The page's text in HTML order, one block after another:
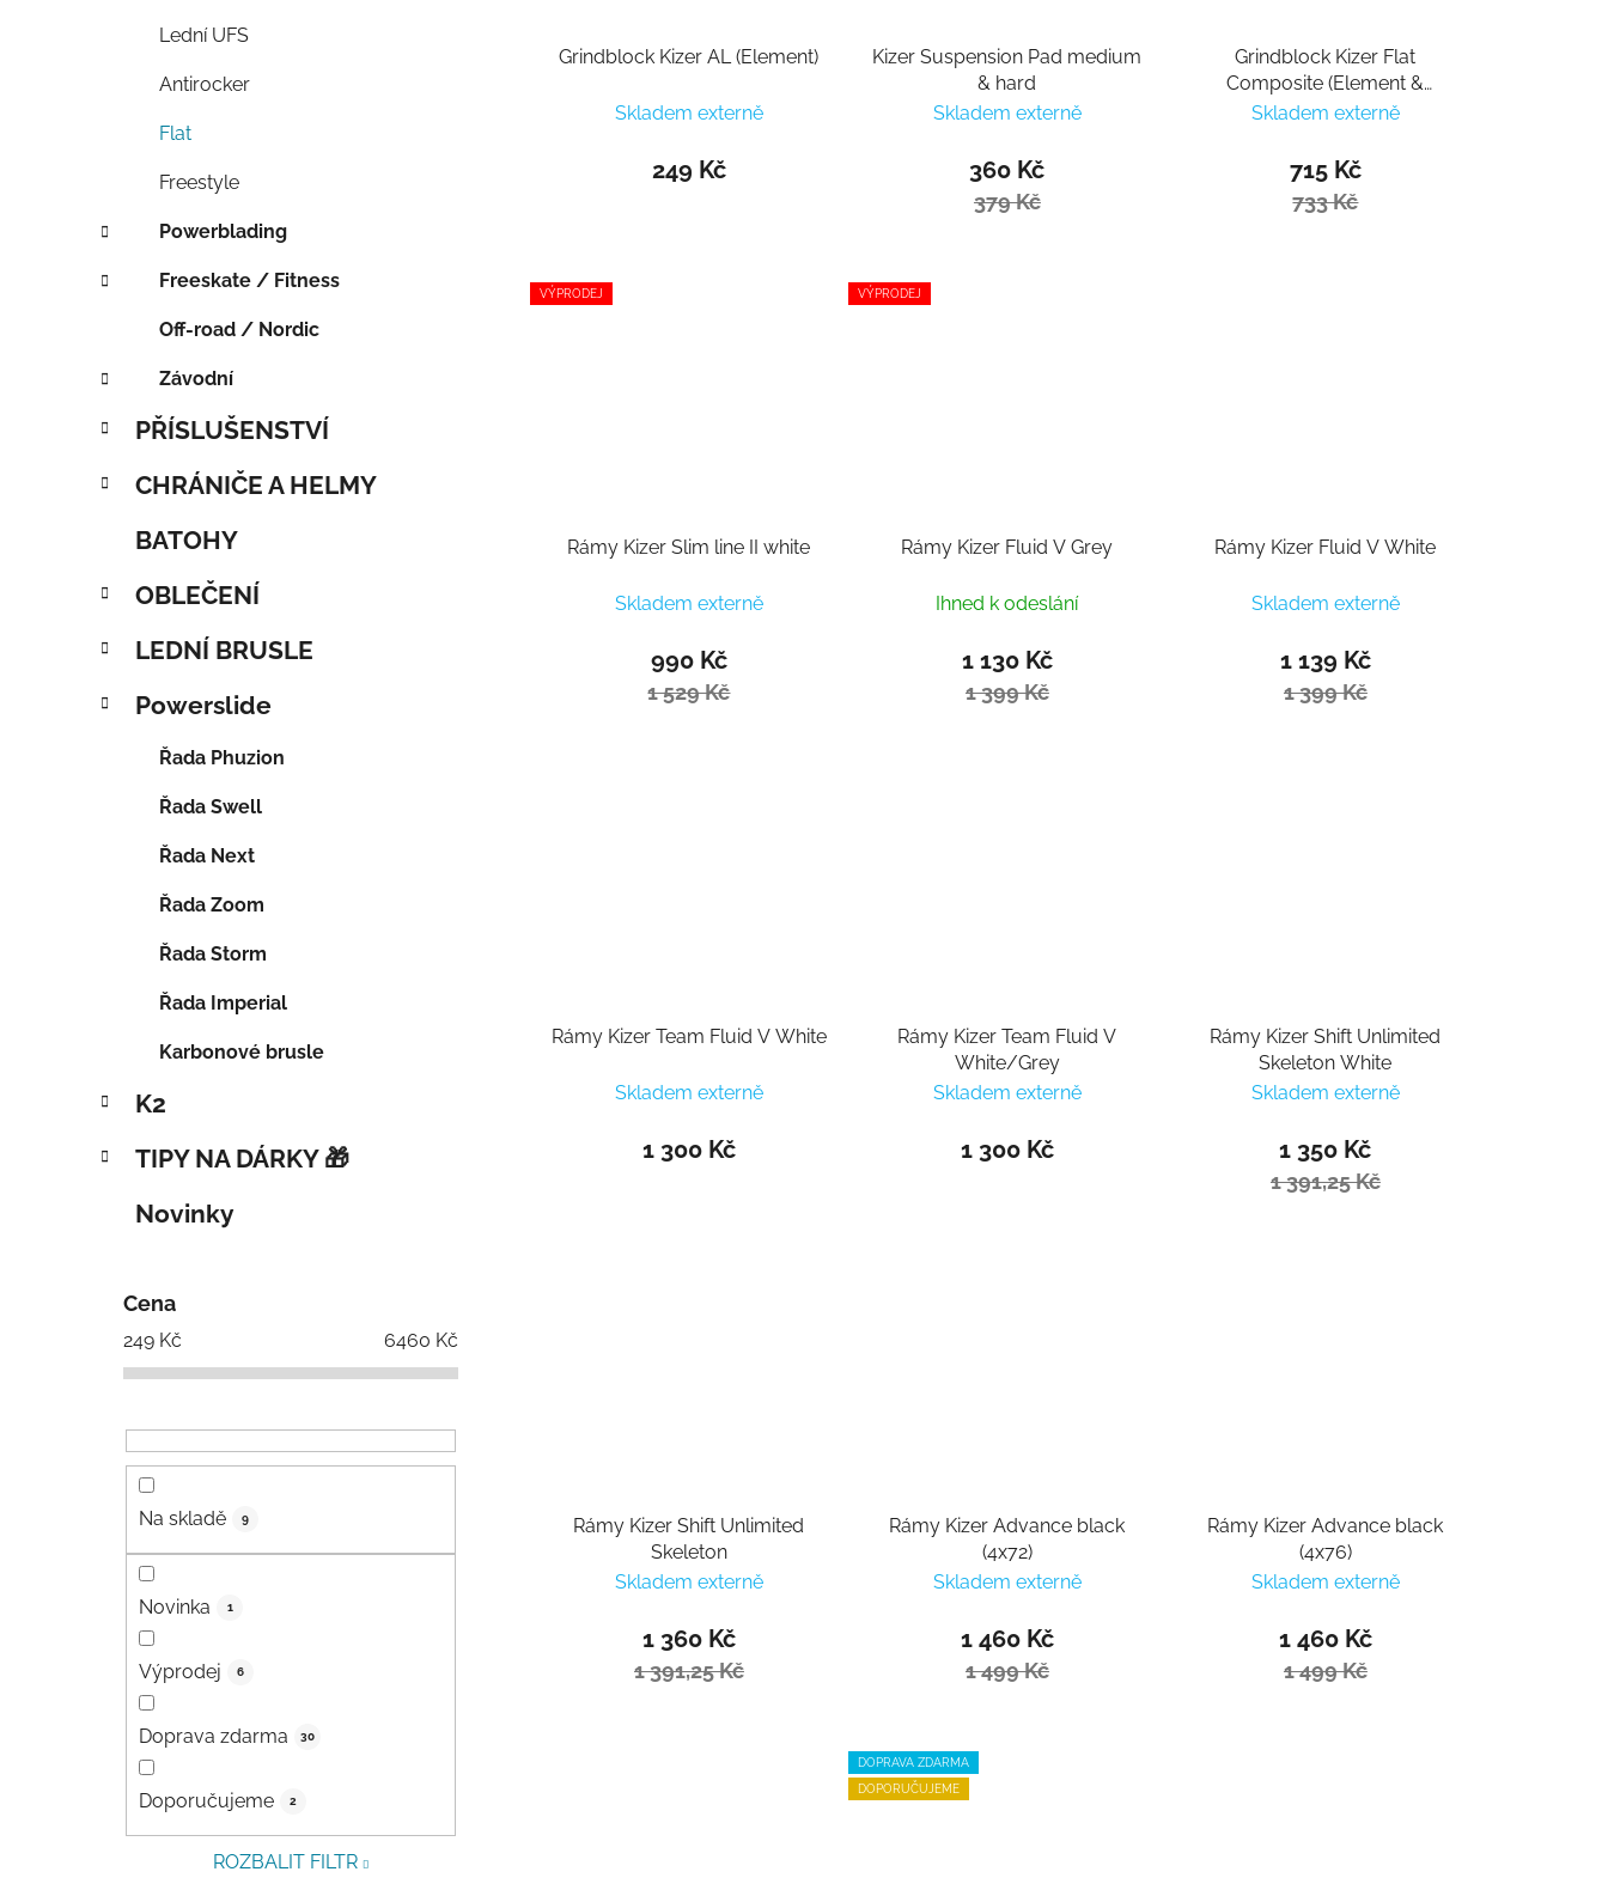
Lední UFS
Antirocker
Flat
Freestyle
Powerblading
Freeskate / Fitness
Off-road / Nordic
Závodní
PŘÍSLUŠENSTVÍ
CHRÁNIČE A HELMY
BATOHY
OBLEČENÍ
LEDNÍ BRUSLE
Powerslide
Řada Phuzion
Řada Swell
Řada Next
Řada Zoom
Řada Storm
Řada Imperial
Karbonové brusle
K2
TIPY NA DÁRKY 🎁
Novinky
Cena
249 Kč 6460 Kč
Na skladě 9
Novinka 1
Výprodej 6
Doprava zdarma 30
Doporučujeme 2
ROZBALIT FILTR
Grindblock Kizer AL (Element)
Skladem externě
249 Kč
Kizer Suspension Pad medium
& hard
Skladem externě
360 Kč
379 Kč
Grindblock Kizer Flat
Composite (Element &
Unlimited)
Skladem externě
715 Kč
733 Kč
VÝPRODEJ
Rámy Kizer Slim line II white
Skladem externě
990 Kč
1 529 Kč
VÝPRODEJ
Rámy Kizer Fluid V Grey
Ihned k odeslání
1 130 Kč
1 399 Kč
Rámy Kizer Fluid V White
Skladem externě
1 139 Kč
1 399 Kč
Rámy Kizer Team Fluid V White
Skladem externě
1 300 Kč
Rámy Kizer Team Fluid V
White/Grey
Skladem externě
1 300 Kč
Rámy Kizer Shift Unlimited
Skeleton White
Skladem externě
1 350 Kč
1 391,25 Kč
Rámy Kizer Shift Unlimited
Skeleton
Skladem externě
1 360 Kč
1 391,25 Kč
Rámy Kizer Advance black
(4x72)
Skladem externě
1 460 Kč
1 499 Kč
Rámy Kizer Advance black
(4x76)
Skladem externě
1 460 Kč
1 499 Kč
DOPRAVA ZDARMA
DOPORUČUJEME